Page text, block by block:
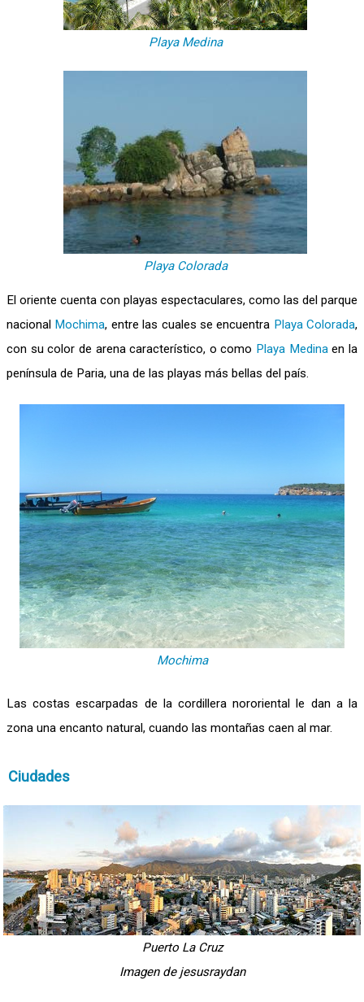
Playa Medina
Playa Colorada
El oriente cuenta con playas espectaculares, como las del parque
nacional Mochima, entre las cuales se encuentra Playa Colorada,
con su color de arena característico, o como Playa Medinaen la
península de Paria, una de las playas más bellas del país.
Mochima
Las costas escarpadas de la cordillera nororiental le dan a la
zona una encanto natural, cuando las montañas caen al mar.
Ciudades
Puerto La Cruz
Imagen de jesusraydan